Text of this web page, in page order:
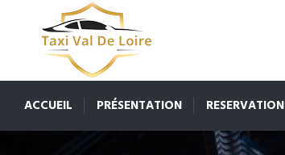
ACCUEIL PRÉSENTATION RESERVATION